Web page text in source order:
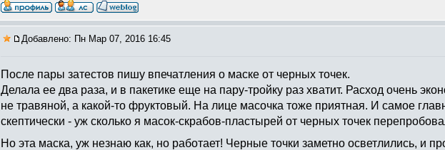
Добавлено: Пн Мар 07, 2016 16:45
После пары затестов пишу впечатления о маске от черных точек.
Делала ее два раза, и в пакетике еще на пару-тройку раз хватит. Расход очень
не травяной, а какой-то фруктовый. На лице масочка тоже приятная. И самое
скептически - уж сколько я масок-скрабов-пластырей от черных точек
Но эта маска, уж незнаю как, но работает! Черные точки заметно осветлились, и